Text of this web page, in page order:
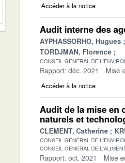
Accéder à la notice
Audit interne des
AYPHASSORHO, Hugues
TORDJMAN, Florence
CONSEIL GENERAL DE
Rapport: déc. 2021 Mise
Accéder à la notice
Audit de la mise en
naturels et
CLEMENT, Catherine
CONSEIL GENERAL DE
CONSEIL GENERAL DE
Rapport: oct. 2021 Mise